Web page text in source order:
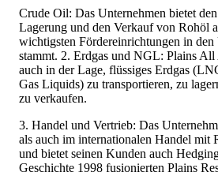
Crude Oil: Das Unternehmen bietet
Lagerung und den Verkauf von Rohöl
wichtigsten Fördereinrichtungen in
stammt. 2. Erdgas und NGL: Plains
auch in der Lage, flüssiges Erdgas
Gas Liquids) zu transportieren, zu
zu verkaufen.
3. Handel und Vertrieb: Das
als auch im internationalen Handel mit
und bietet seinen Kunden auch
Geschichte 1998 fusionierten Plains